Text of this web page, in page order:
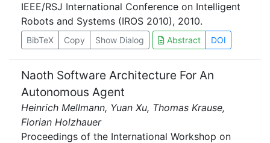
IEEE/RSJ International Conference on Intelligent
Robots and Systems (IROS 2010), 2010.
BibTeX Copy Show Dialog Abstract DOI
Naoth Software Architecture For An
Autonomous Agent
Heinrich Mellmann, Yuan Xu, Thomas Krause,
Florian Holzhauer
Proceedings of the International Workshop on